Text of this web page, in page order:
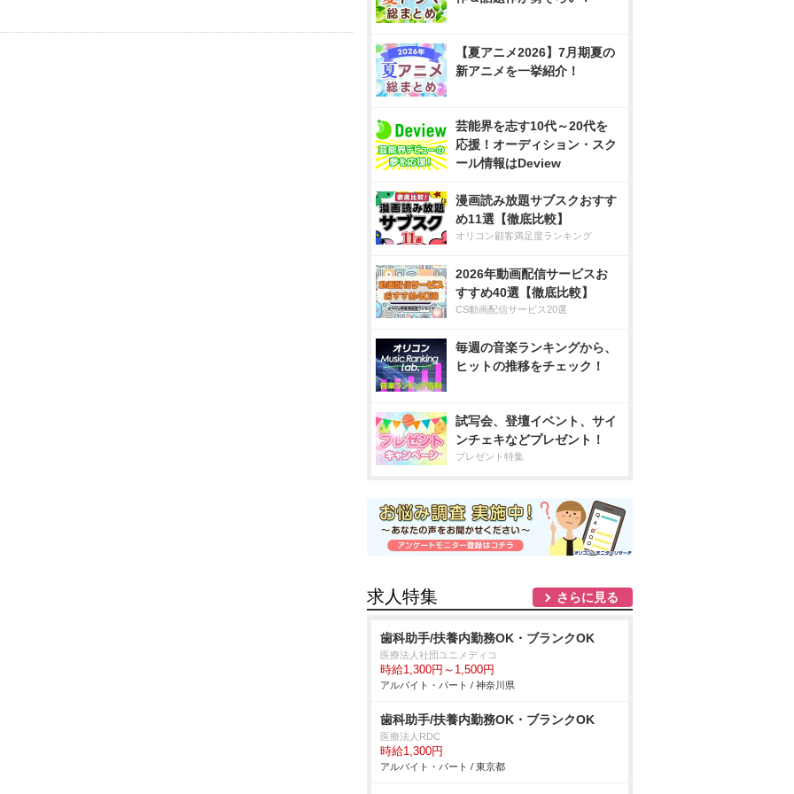
【夏アニメ2026】7月期夏の
新アニメを一挙紹介！
芸能界を志す10代～20代を
応援！オーディション・スク
ール情報はDeview
漫画読み放題サブスクおすす
め11選【徹底比較】
オリコン顧客満足度ランキング
2026年動画配信サービスお
すすめ40選【徹底比較】
CS動画配信サービス20選
毎週の音楽ランキングから、
ヒットの推移をチェック！
試写会、登壇イベント、サイ
ンチェキなどプレゼント！
プレゼント特集
求人特集 さらに見る
歯科助手/扶養内勤務OK・ブランクOK
医療法人社団ユニメディコ
時給1,300円～1,500円
アルバイト・パート / 神奈川県
歯科助手/扶養内勤務OK・ブランクOK
医療法人RDC
時給1,300円
アルバイト・パート / 東京都